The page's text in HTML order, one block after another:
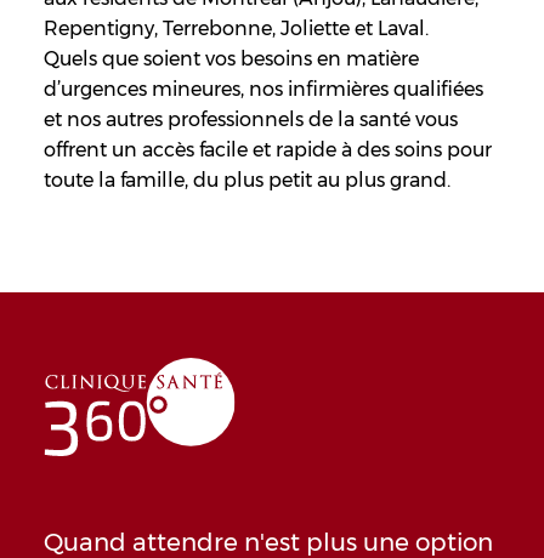
Repentigny, Terrebonne, Joliette et Laval.
Quels que soient vos besoins en matière
d’urgences mineures, nos infirmières qualifiées
et nos autres professionnels de la santé vous
offrent un accès facile et rapide à des soins pour
toute la famille, du plus petit au plus grand.
Quand attendre n'est plus une option